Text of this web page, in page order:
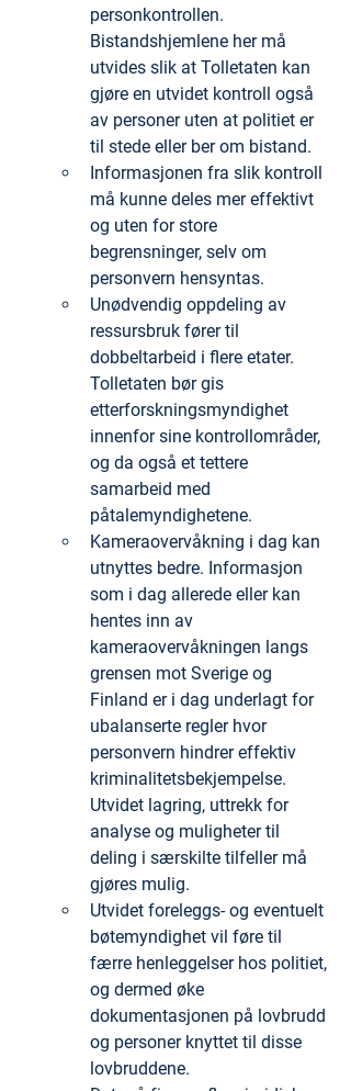
personkontrollen.
Bistandshjemlene her må
utvides slik at Tolletaten kan
gjøre en utvidet kontroll også
av personer uten at politiet er
til stede eller ber om bistand.
Informasjonen fra slik kontroll
må kunne deles mer effektivt
og uten for store
begrensninger, selv om
personvern hensyntas.
Unødvendig oppdeling av
ressursbruk fører til
dobbeltarbeid i flere etater.
Tolletaten bør gis
etterforskningsmyndighet
innenfor sine kontrollområder,
og da også et tettere
samarbeid med
påtalemyndighetene.
Kameraovervåkning i dag kan
utnyttes bedre. Informasjon
som i dag allerede eller kan
hentes inn av
kameraovervåkningen langs
grensen mot Sverige og
Finland er i dag underlagt for
ubalanserte regler hvor
personvern hindrer effektiv
kriminalitetsbekjempelse.
Utvidet lagring, uttrekk for
analyse og muligheter til
deling i særskilte tilfeller må
gjøres mulig.
Utvidet foreleggs- og eventuelt
bøtemyndighet vil føre til
færre henleggelser hos politiet,
og dermed øke
dokumentasjonen på lovbrudd
og personer knyttet til disse
lovbruddene.